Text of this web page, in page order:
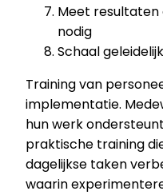
Meet resultaten
nodig
Schaal
Training van
implementatie.
hun werk
praktische training
dagelijkse taken
waarin